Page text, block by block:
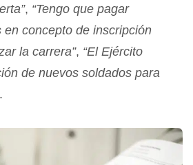
, “Tengo que pagar
en concepto de inscripción
la carrera”, “El Ejército
de nuevos soldados para
.